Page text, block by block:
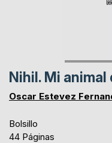
Nihil. Mi
Oscar Estevez
Bolsillo
44 Páginas